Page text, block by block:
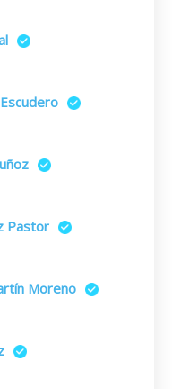
Pastor
Moreno